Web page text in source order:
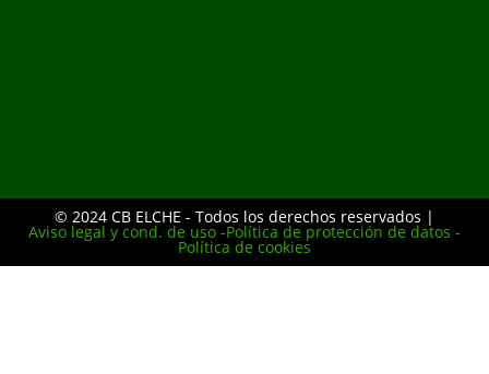
© 2024 CB ELCHE - Todos los derechos reservados |
Aviso legal y cond. de uso -Política de protección de datos -
Política de cookies